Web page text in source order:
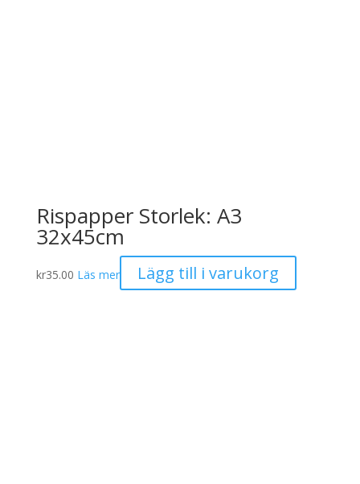
Rispapper Storlek: A3
32x45cm
kr35.00 Läs mer Lägg till i varukorg